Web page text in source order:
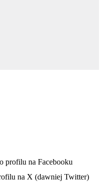
karcie
profilu na Facebooku
na X (dawniej Twitter)